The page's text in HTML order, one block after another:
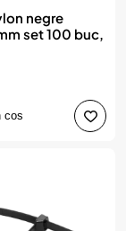
negre
set 100 buc,
cos